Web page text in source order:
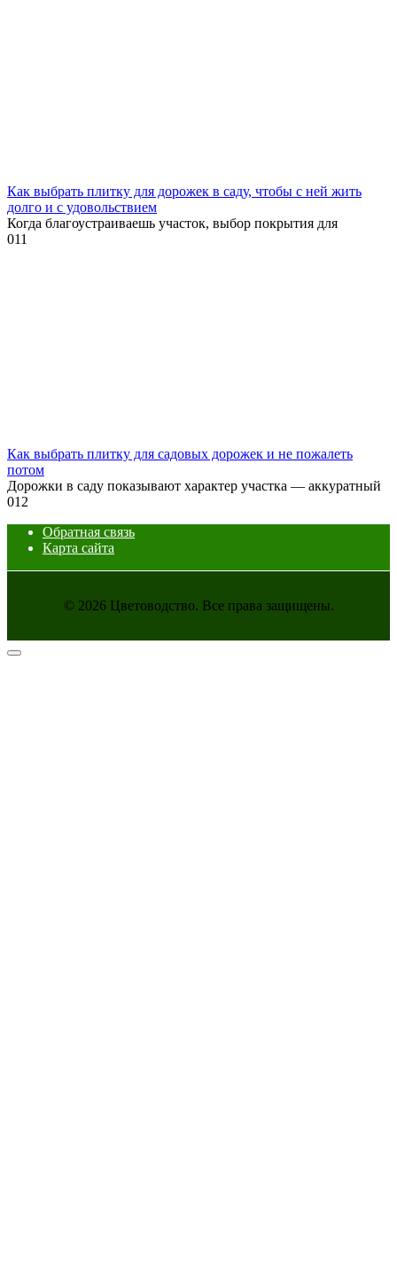
Как выбрать плитку для дорожек в саду, чтобы с ней жить
долго и с удовольствием
Когда благоустраиваешь участок, выбор покрытия для
011
Как выбрать плитку для садовых дорожек и не пожалеть
потом
Дорожки в саду показывают характер участка — аккуратный
012
Обратная связь
Карта сайта
© 2026 Цветоводство. Все права защищены.